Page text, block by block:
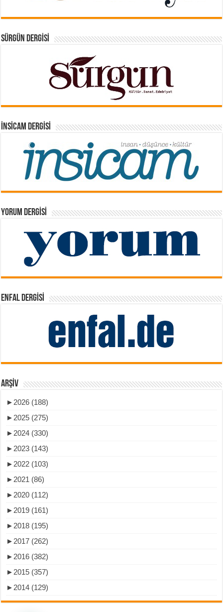
SÜRGÜN DERGISI
İNSICAM DERGISI
YORUM DERGISI
ENFAL DERGISI
ARŞIV
► 2026 (188)
► 2025 (275)
► 2024 (330)
► 2023 (143)
► 2022 (103)
► 2021 (86)
► 2020 (112)
► 2019 (161)
► 2018 (195)
► 2017 (262)
► 2016 (382)
► 2015 (357)
► 2014 (129)